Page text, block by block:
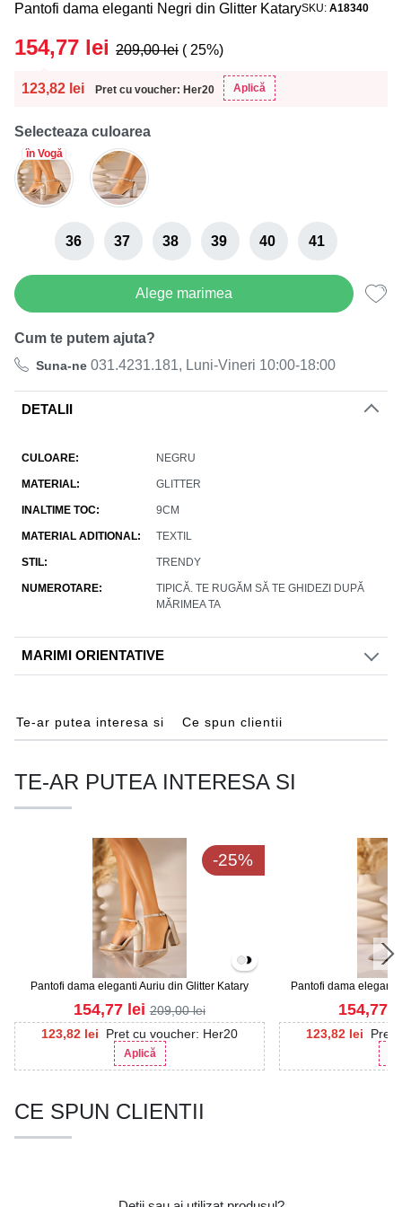
Pantofi dama eleganti Negri din Glitter KatarySKU A18340
123,82 lei Pret cu voucher: Her20 Aplică
154,77 lei 209,00lei ( 25%)
Selecteaza culoarea
în Vogă
36 37 38 39 40 41
Alege marimea
Cum te putem ajuta?
Suna-ne 031.4231.181, Luni-Vineri 10:00-18:00
DETALII
CULOARE NEGRU
MATERIAL GLITTER
INALTIME TOC 9CM
MATERIAL ADITIONAL TEXTIL
STIL TRENDY
NUMEROTARE
TIPICĂ. TE RUGĂM SĂ TE GHIDEZI DUPĂ
MĂRIMEA TA
MARIMI ORIENTATIVE
Te-ar putea interesa si Ce spun clientii
TE-AR PUTEA INTERESA SI
-25%
Pantofi dama eleganti Auriu din Glitter Katary
123,82 lei Pret cu voucher: Her20
Aplică
154,77 lei 209,00lei
Pantofi dama eleganti
123,82 lei Pret
154,77
CE SPUN CLIENTII